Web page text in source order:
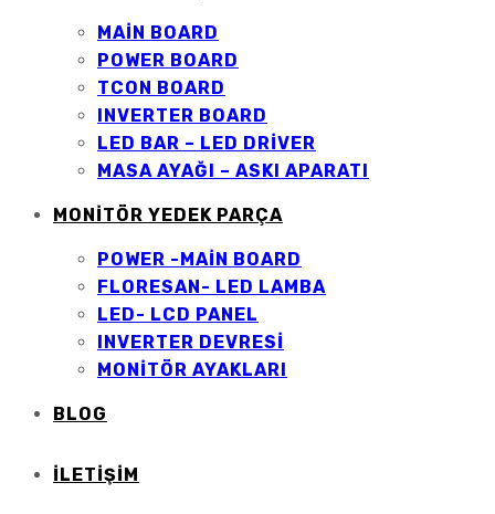
MAİN BOARD
POWER BOARD
TCON BOARD
INVERTER BOARD
LED BAR – LED DRİVER
MASA AYAĞI – ASKI APARATI
MONİTÖR YEDEK PARÇA
POWER -MAİN BOARD
FLORESAN- LED LAMBA
LED- LCD PANEL
INVERTER DEVRESİ
MONİTÖR AYAKLARI
BLOG
İLETIŞIM